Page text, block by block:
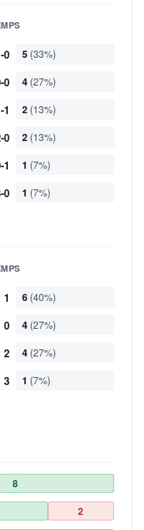
0 5 (33%)
0 4 (27%)
1 2 (13%)
0 2 (13%)
1 1 (7%)
0 1 (7%)
1 6 (40%)
0 4 (27%)
2 4 (27%)
3 1 (7%)
8
2